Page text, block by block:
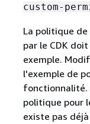
custom-
La politique
par le CDK
exemple.
l'exemple de
fonctionnalité.
politique pour
existe pas